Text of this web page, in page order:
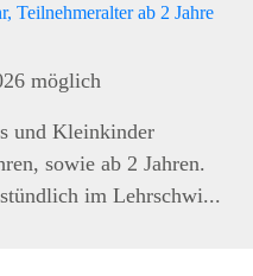
Teilnehmeralter ab 2 Jahre
möglich
und Kleinkinder
sowie ab 2 Jahren.
im Lehrschwi...